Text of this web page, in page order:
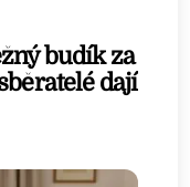
budík za
dají